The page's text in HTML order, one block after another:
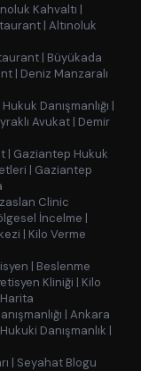
Kahvaltı |
| Altınoluk
| Büyükada
| Deniz Manzaralı
Hukuk Danışmanlığı |
Avukat | Demir
| Gaziantep Hukuk
| Gaziantep
Clinic
İncelme |
| Kilo Verme
| Beslenme
Kliniği | Kilo
| Ankara
Danışmanlık |
| Seyahat Blogu